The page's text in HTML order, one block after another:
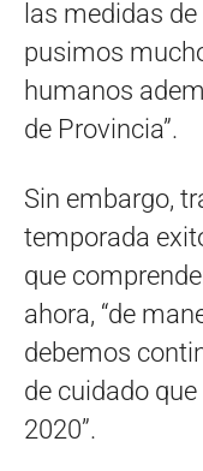
las medidas
pusimos
humanos
de Provincia”.
Sin embargo,
temporada
que
ahora, “de
debemos
de cuidado
2020”.